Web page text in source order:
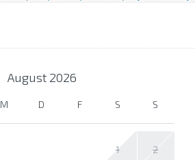
August 2026
M D F S S
1 2